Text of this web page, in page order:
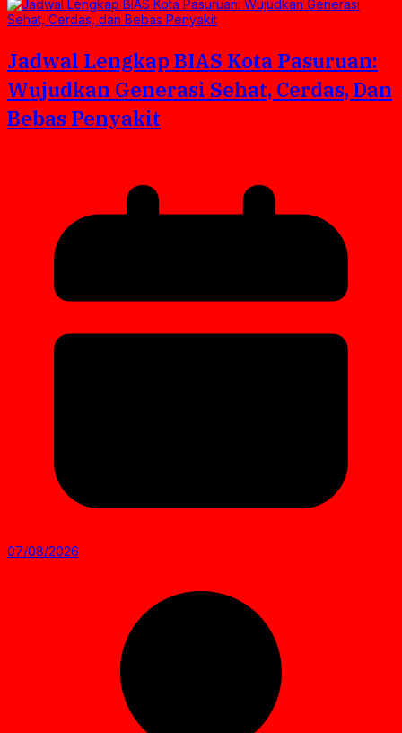
Jadwal Lengkap BIAS Kota Pasuruan:
Wujudkan Generasi Sehat, Cerdas, Dan
Bebas Penyakit
07/08/2026